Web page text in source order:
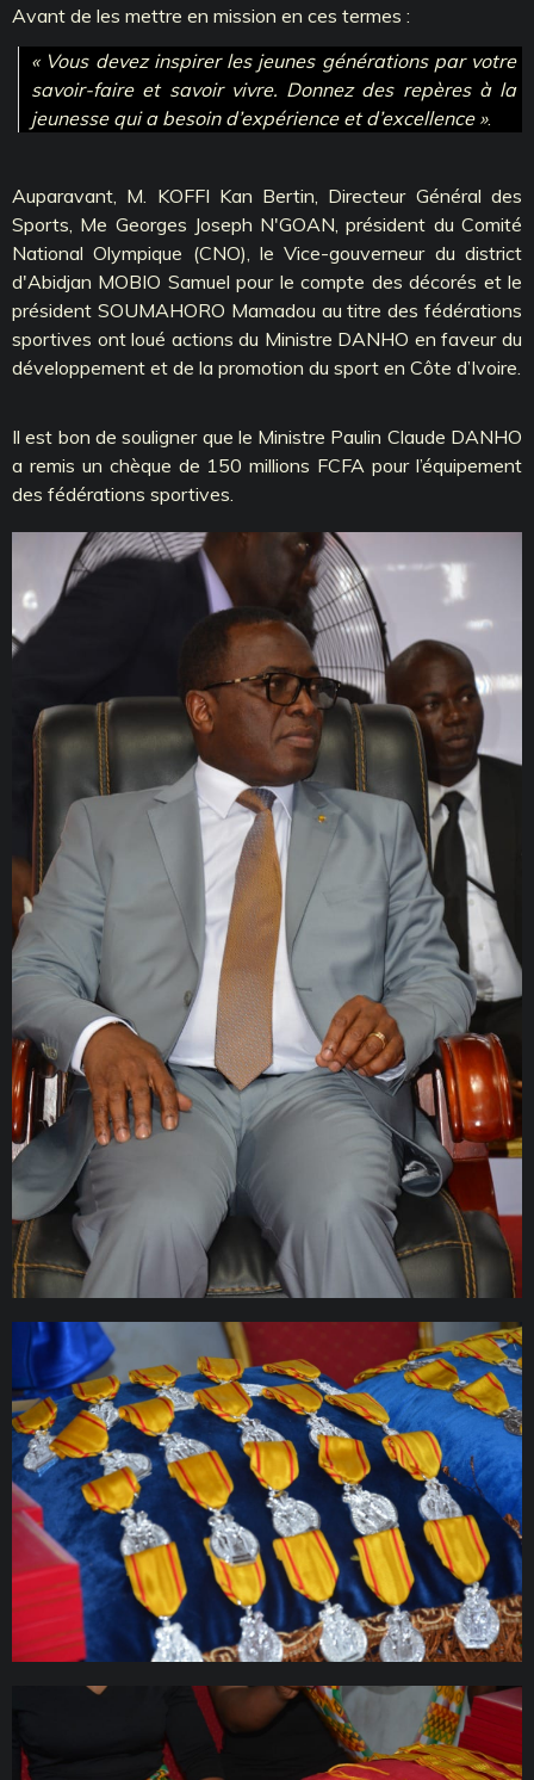
Avant de les mettre en mission en ces termes :
« Vous devez inspirer les jeunes générations par votre
savoir-faire et savoir vivre. Donnez des repères à la
jeunesse qui a besoin d’expérience et d’excellence ».
Auparavant, M. KOFFI Kan Bertin, Directeur Général des
Sports, Me Georges Joseph N'GOAN, président du Comité
National Olympique (CNO), le Vice-gouverneur du district
d'Abidjan MOBIO Samuel pour le compte des décorés et le
président SOUMAHORO Mamadou au titre des fédérations
sportives ont loué actions du Ministre DANHO en faveur du
développement et de la promotion du sport en Côte d’Ivoire.
Il est bon de souligner que le Ministre Paulin Claude DANHO
a remis un chèque de 150 millions FCFA pour l’équipement
des fédérations sportives.